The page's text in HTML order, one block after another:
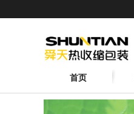
首页